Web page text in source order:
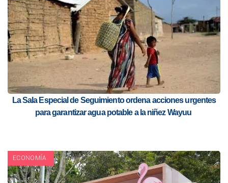
La Sala Especial de Seguimiento ordena acciones urgentes
para garantizar agua potable a la niñez Wayuu
ECONOMÍA